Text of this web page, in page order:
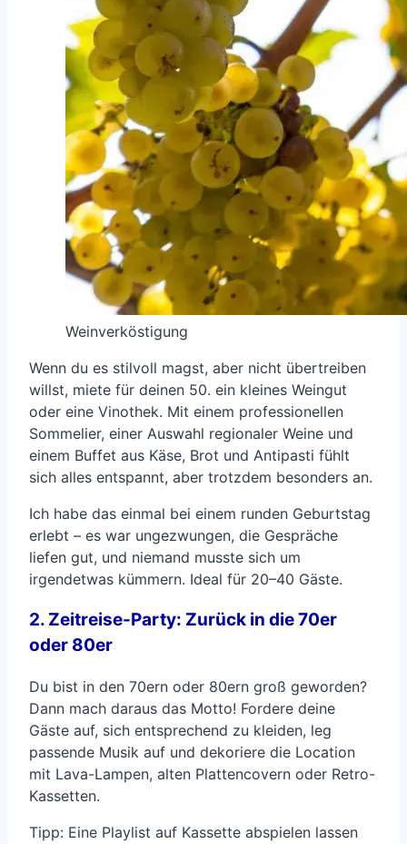
Weinverköstigung
Wenn du es stilvoll magst, aber nicht übertreiben
willst, miete für deinen 50. ein kleines Weingut
oder eine Vinothek. Mit einem professionellen
Sommelier, einer Auswahl regionaler Weine und
einem Buffet aus Käse, Brot und Antipasti fühlt
sich alles entspannt, aber trotzdem besonders an.
Ich habe das einmal bei einem runden Geburtstag
erlebt – es war ungezwungen, die Gespräche
liefen gut, und niemand musste sich um
irgendetwas kümmern. Ideal für 20–40 Gäste.
2. Zeitreise-Party: Zurück in die 70er
oder 80er
Du bist in den 70ern oder 80ern groß geworden?
Dann mach daraus das Motto! Fordere deine
Gäste auf, sich entsprechend zu kleiden, leg
passende Musik auf und dekoriere die Location
mit Lava-Lampen, alten Plattencovern oder Retro-
Kassetten.
Tipp: Eine Playlist auf Kassette abspielen lassen